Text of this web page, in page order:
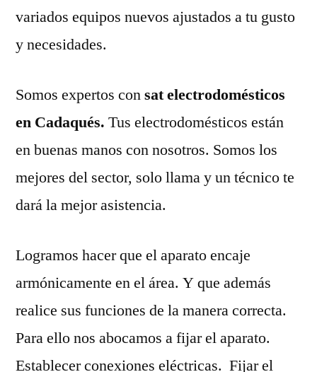
variados equipos nuevos ajustados a tu gusto
y necesidades.
Somos expertos consat electrodomésticos
en Cadaqués. Tus electrodomésticos están
en buenas manos con nosotros. Somos los
mejores del sector, solo llama y un técnico te
dará la mejor asistencia.
Logramos hacer que el aparato encaje
armónicamente en el área. Y que además
realice sus funciones de la manera correcta.
Para ello nos abocamos a fijar el aparato.
Establecer conexiones eléctricas. Fijar el